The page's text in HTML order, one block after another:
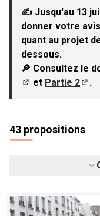
✍ Jusqu'au 13
donner votre
quant au projet
dessous.
🔎 Consultez le
et Partie 2
.
43 propositions